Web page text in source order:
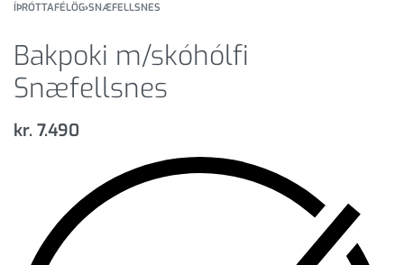
ÍÞRÓTTAFÉLÖG›SNÆFELLSNES
Bakpoki m/skóhólfi
Snæfellsnes
kr. 7.490